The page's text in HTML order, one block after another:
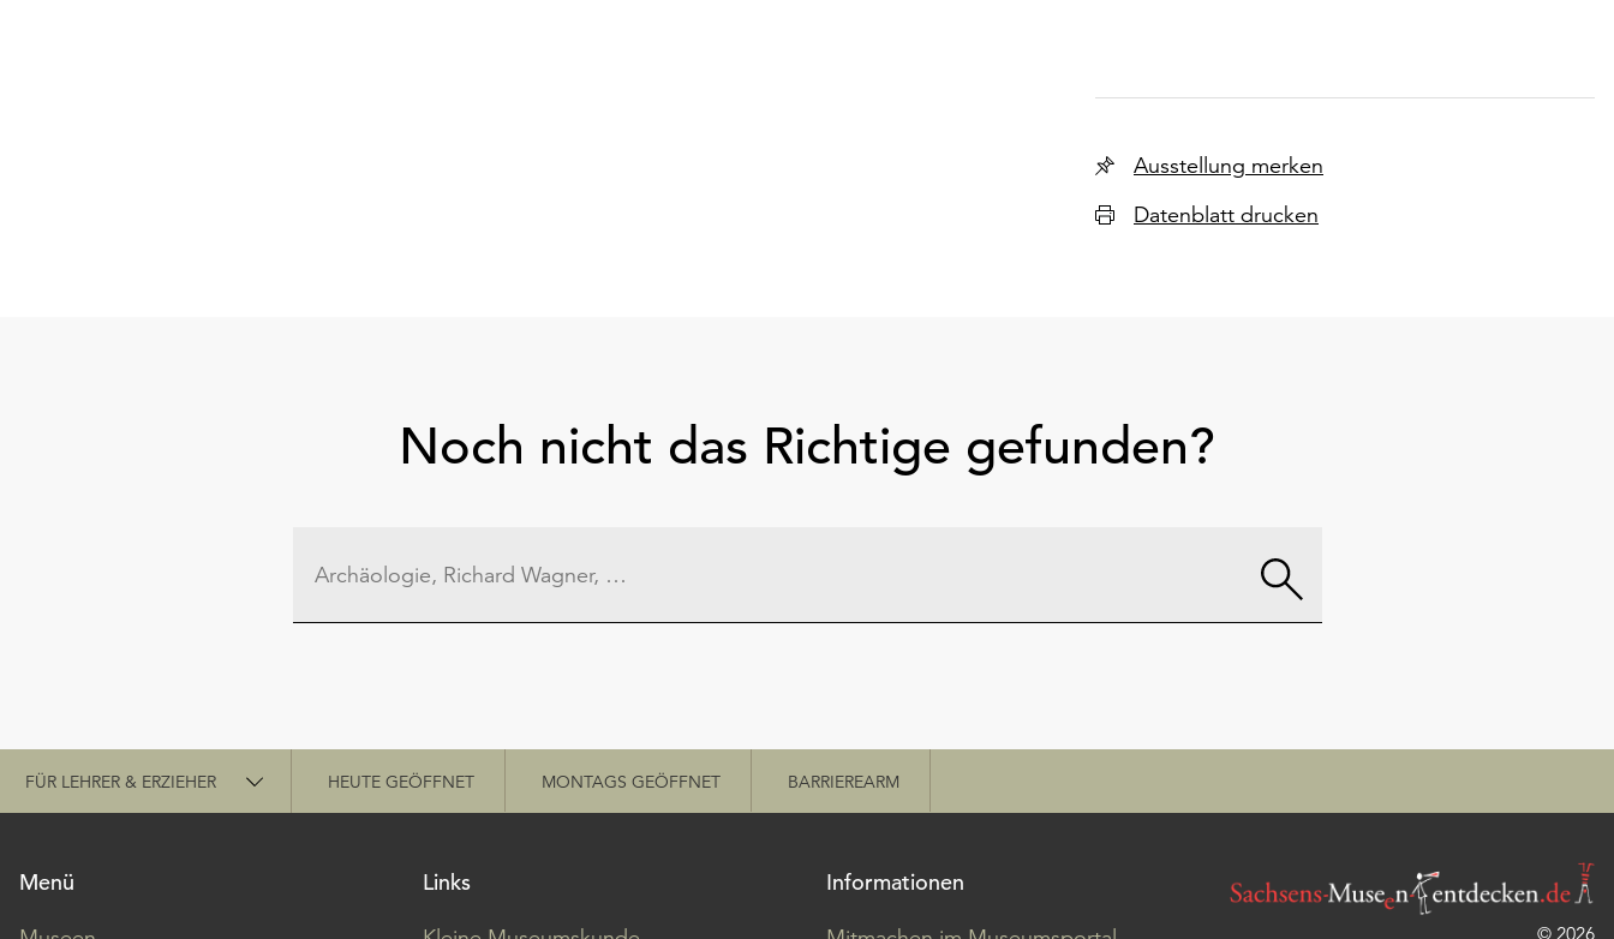
Ausstellung merken
Datenblatt drucken
Noch nicht das Richtige gefunden?
Schnellzugriff
FÜR LEHRER & ERZIEHER HEUTE GEÖFFNET MONTAGS GEÖFFNET BARRIEREARM
Menü
Links
Informationen
© 2026